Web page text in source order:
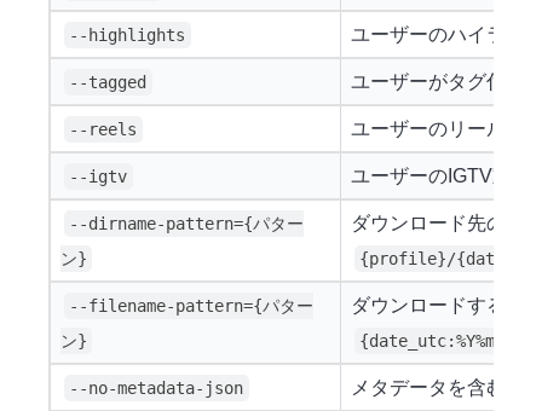
--highlights ユーザーのハイライ
--tagged ユーザーがタグ付け
--reels ユーザーのリール動
--igtv ユーザーのIGTV動画
--dirname-pattern={パター
ン}
ダウンロード先のデ
{profile}/
--filename-pattern={パター
ン}
ダウンロードするフ
--no-metadata-json メタデータを含む